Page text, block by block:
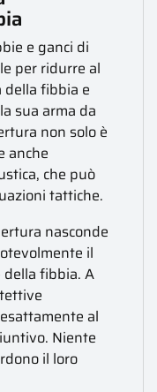
e ganci di
per ridurre al
fibbia e
sua arma da
non solo è
anche
che può
tattiche.
nasconde
il
fibbia. A
al
Niente
il loro